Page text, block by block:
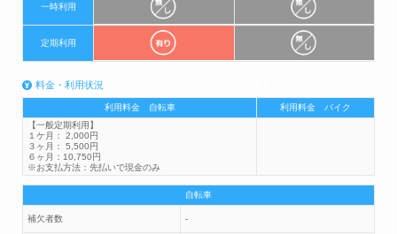
一時利用
定期利用
料金・利用状況
利用料金 自転車
利用料金 バイク
【一般定期利用】
１ケ月： 2,000円
３ヶ月： 5,500円
６ヶ月：10,750円
※お支払方法：先払いで現金のみ
自転車
補欠者数 -